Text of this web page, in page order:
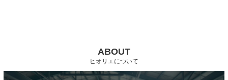
ABOUT
ヒオリエについて